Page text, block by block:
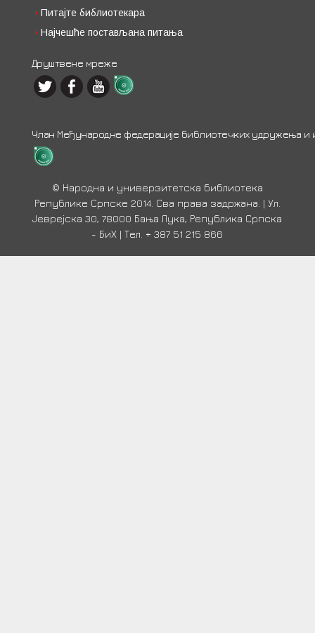
Питајте библиотекара
Најчешће постављана питања
Друштвене мреже
Члан Међународне федерације библиотечких удружења и
© Народна и универзитетска библиотека
Републике Српске 2014. Сва права задржана. | Ул.
Јеврејска 30, 78000 Бања Лука, Република Српска
- БиХ | Тел. + 387 51 215 866